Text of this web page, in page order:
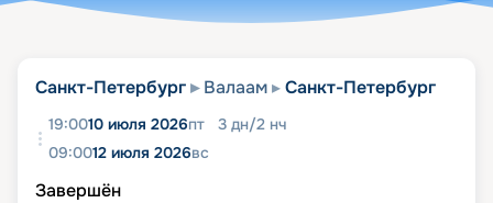
Санкт-Петербург Валаам Санкт-Петербург
19:0010 июля 2026пт 3 дн/2 нч
09:0012 июля 2026вс
Завершён